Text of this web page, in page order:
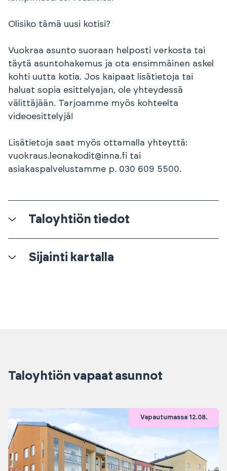
Olisiko tämä uusi kotisi?
Vuokraa asunto suoraan helposti verkosta tai
täytä asuntohakemus ja ota ensimmäinen askel
kohti uutta kotia. Jos kaipaat lisätietoja tai
haluat sopia esittelyajan, ole yhteydessä
välittäjään. Tarjoamme myös kohteelta
videoesittelyjä!
Lisätietoja saat myös ottamalla yhteyttä:
vuokraus.leonakodit@inna.fi tai
asiakaspalvelustamme p. 030 609 5500.
Taloyhtiön tiedot
Sijainti kartalla
Taloyhtiön vapaat asunnot
Vapautumassa 12.08.